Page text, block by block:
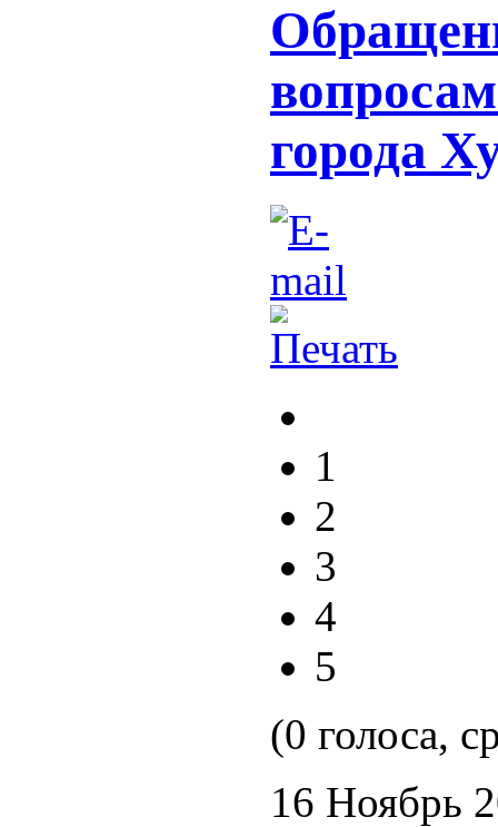
города
1
2
3
4
5
(0 голоса,
16 Ноябрь